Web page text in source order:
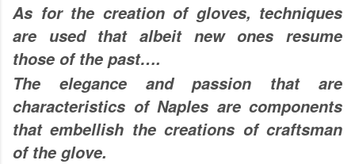
As for the creation of gloves, techniques
are used that albeit new ones resume
those of the past….
The elegance and passion that are
characteristics of Naples are components
that embellish the creations of craftsman
of the glove.